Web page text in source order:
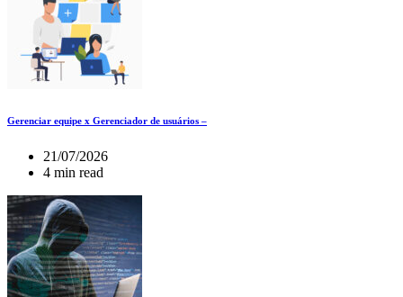
Gerenciar equipe x Gerenciador de usuários –
21/07/2026
4 min read